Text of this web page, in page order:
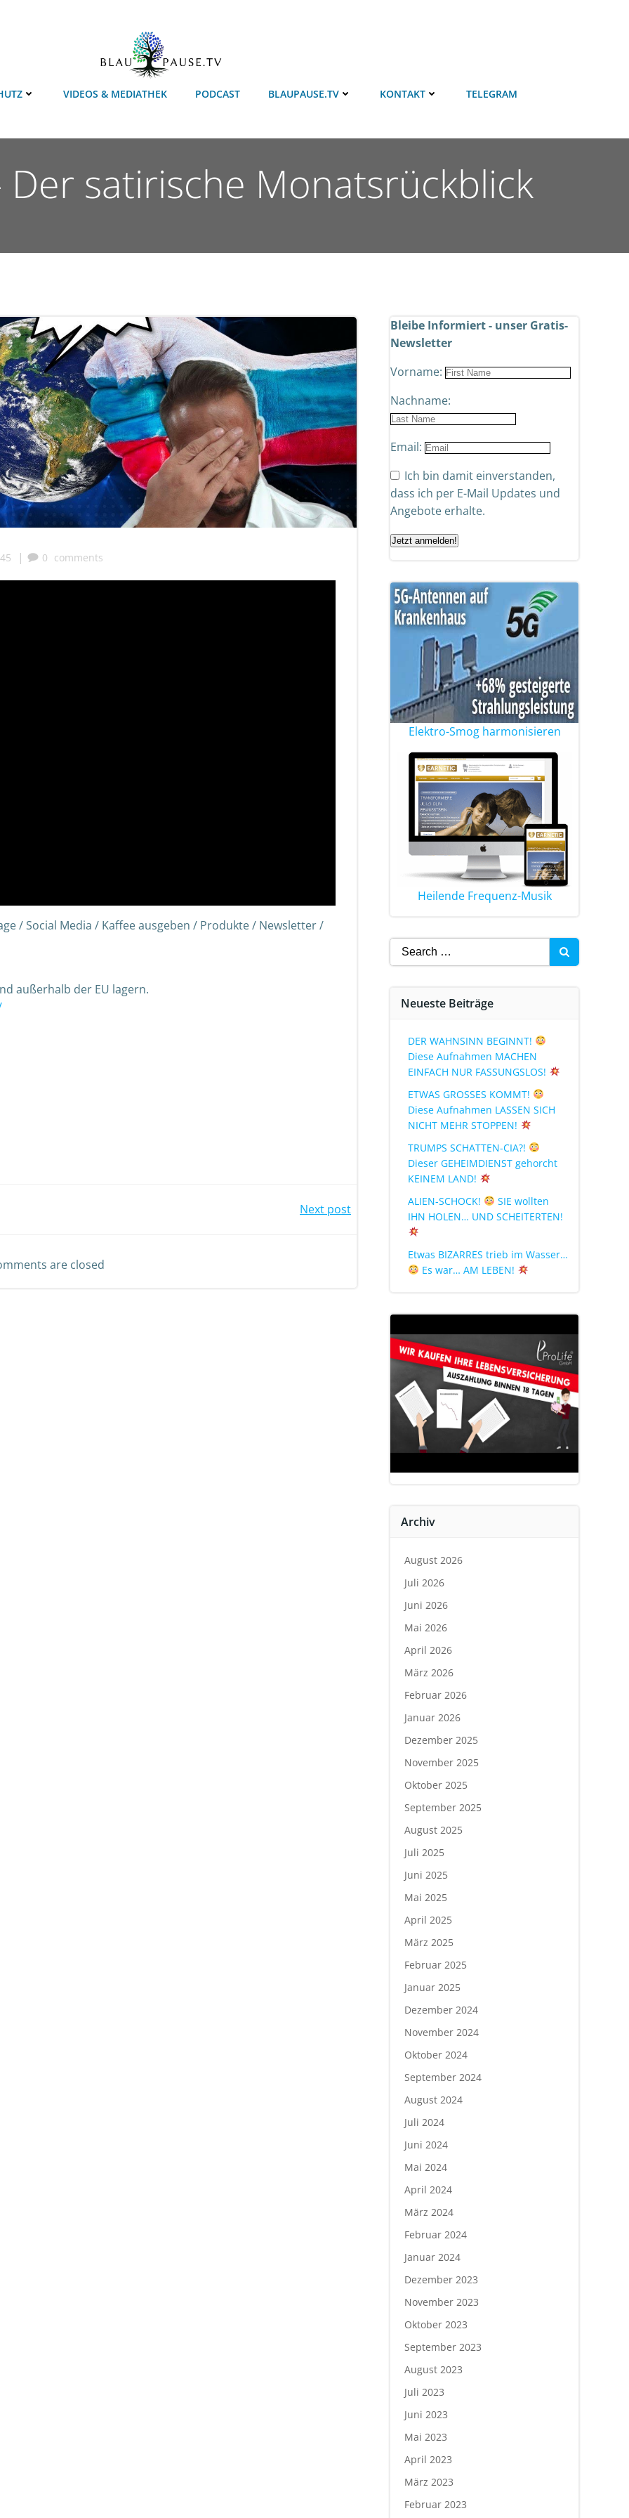
VIDEOS & MEDIATHEK PODCAST BLAUPAUSE.TV KONTAKT TELEGRAM
Der satirische Monatsrückblick
| 0 comments
/ Social Media / Kaffee ausgeben / Produkte / Newsletter /
außerhalb der EU lagern.
Next post
are closed
Bleibe Informiert - unser Gratis-
Newsletter
Vorname:
Nachname:
Email:
Ich bin damit einverstanden,
dass ich per E-Mail Updates und
Angebote erhalte.
Jetzt anmelden!
Elektro-Smog harmonisieren
Heilende Frequenz-Musik
Neueste Beiträge
DER WAHNSINN BEGINNT!
Diese Aufnahmen MACHEN
EINFACH NUR FASSUNGSLOS!
ETWAS GROSSES KOMMT!
Diese Aufnahmen LASSEN SICH
NICHT MEHR STOPPEN!
TRUMPS SCHATTEN-CIA?!
Dieser GEHEIMDIENST gehorcht
KEINEM LAND!
ALIEN-SCHOCK!
SIE wollten
IHN HOLEN… UND SCHEITERTEN!
Etwas BIZARRES trieb im Wasser…
Es war… AM LEBEN!
Archiv
August 2026
Juli 2026
Juni 2026
Mai 2026
April 2026
März 2026
Februar 2026
Januar 2026
Dezember 2025
November 2025
Oktober 2025
September 2025
August 2025
Juli 2025
Juni 2025
Mai 2025
April 2025
März 2025
Februar 2025
Januar 2025
Dezember 2024
November 2024
Oktober 2024
September 2024
August 2024
Juli 2024
Juni 2024
Mai 2024
April 2024
März 2024
Februar 2024
Januar 2024
Dezember 2023
November 2023
Oktober 2023
September 2023
August 2023
Juli 2023
Juni 2023
Mai 2023
April 2023
März 2023
Februar 2023